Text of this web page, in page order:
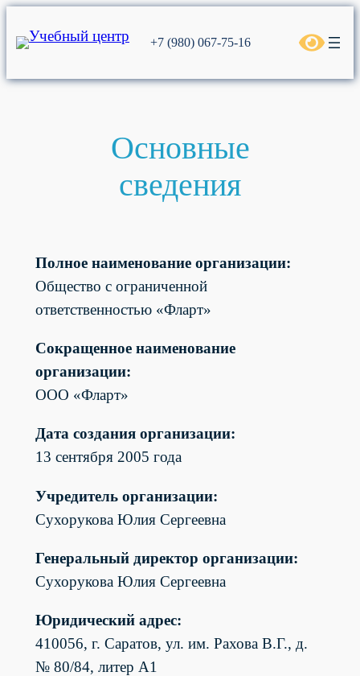
+7 (980) 067-75-16
Основные
сведения
Полное наименование организации:
Общество с ограниченной
ответственностью «Фларт»
Сокращенное наименование
организации:
ООО «Фларт»
Дата создания организации:
13 сентября 2005 года
Учредитель организации:
Сухорукова Юлия Сергеевна
Генеральный директор организации:
Сухорукова Юлия Сергеевна
Юридический адрес:
410056, г. Саратов, ул. им. Рахова В.Г., д.
№ 80/84, литер А1